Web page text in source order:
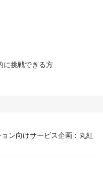
に挑戦できる方
ン向けサービス企画：丸紅